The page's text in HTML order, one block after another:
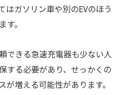
はガソリン車や別のEVのほう
。
できる急速充電器も少ない人
する必要があり、せっかくの
増える可能性があります。